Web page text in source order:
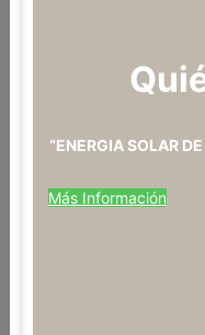
“ENERGIA SOLAR
Más Información